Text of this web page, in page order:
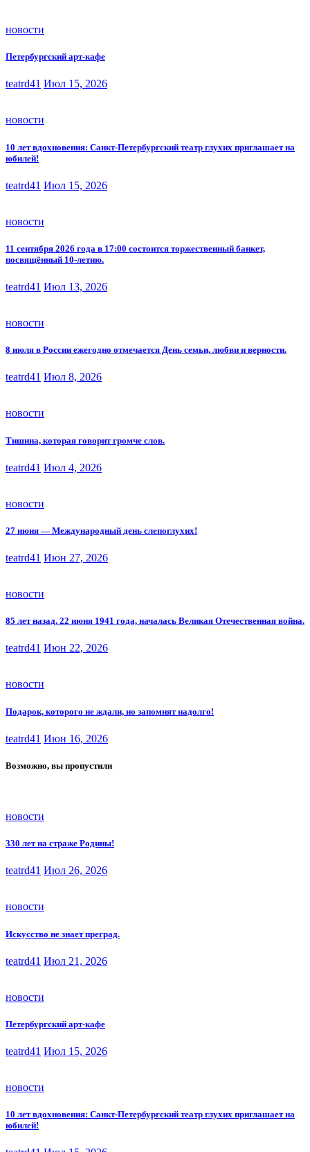
новости
Петербургский арт-кафе
teatrd41 Июл 15, 2026
новости
10 лет вдохновения: Санкт-Петербургский театр глухих приглашает на
юбилей!
teatrd41 Июл 15, 2026
новости
11 сентября 2026 года в 17:00 состоится торжественный банкет,
посвящённый 10-летию.
teatrd41 Июл 13, 2026
новости
8 июля в России ежегодно отмечается День семьи, любви и верности.
teatrd41 Июл 8, 2026
новости
Тишина, которая говорит громче слов.
teatrd41 Июл 4, 2026
новости
27 июня — Международный день слепоглухих!
teatrd41 Июн 27, 2026
новости
85 лет назад, 22 июня 1941 года, началась Великая Отечественная война.
teatrd41 Июн 22, 2026
новости
Подарок, которого не ждали, но запомнят надолго!
teatrd41 Июн 16, 2026
Возможно, вы пропустили
новости
330 лет на страже Родины!
teatrd41 Июл 26, 2026
новости
Искусство не знает преград.
teatrd41 Июл 21, 2026
новости
Петербургский арт-кафе
teatrd41 Июл 15, 2026
новости
10 лет вдохновения: Санкт-Петербургский театр глухих приглашает на
юбилей!